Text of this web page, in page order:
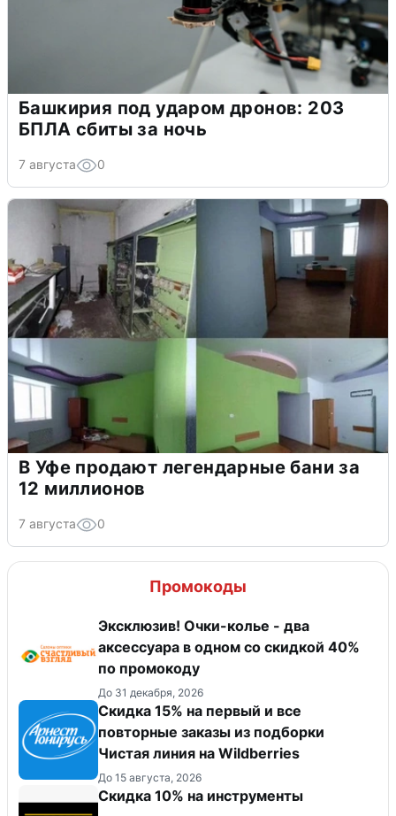
Башкирия под ударом дронов: 203
БПЛА сбиты за ночь
7 августа 0
В Уфе продают легендарные бани за
12 миллионов
7 августа 0
Промокоды
Эксклюзив! Очки-колье - два
аксессуара в одном со скидкой 40%
по промокоду
До 31 декабря, 2026
Скидка 15% на первый и все
повторные заказы из подборки
Чистая линия на Wildberries
До 15 августа, 2026
Скидка 10% на инструменты